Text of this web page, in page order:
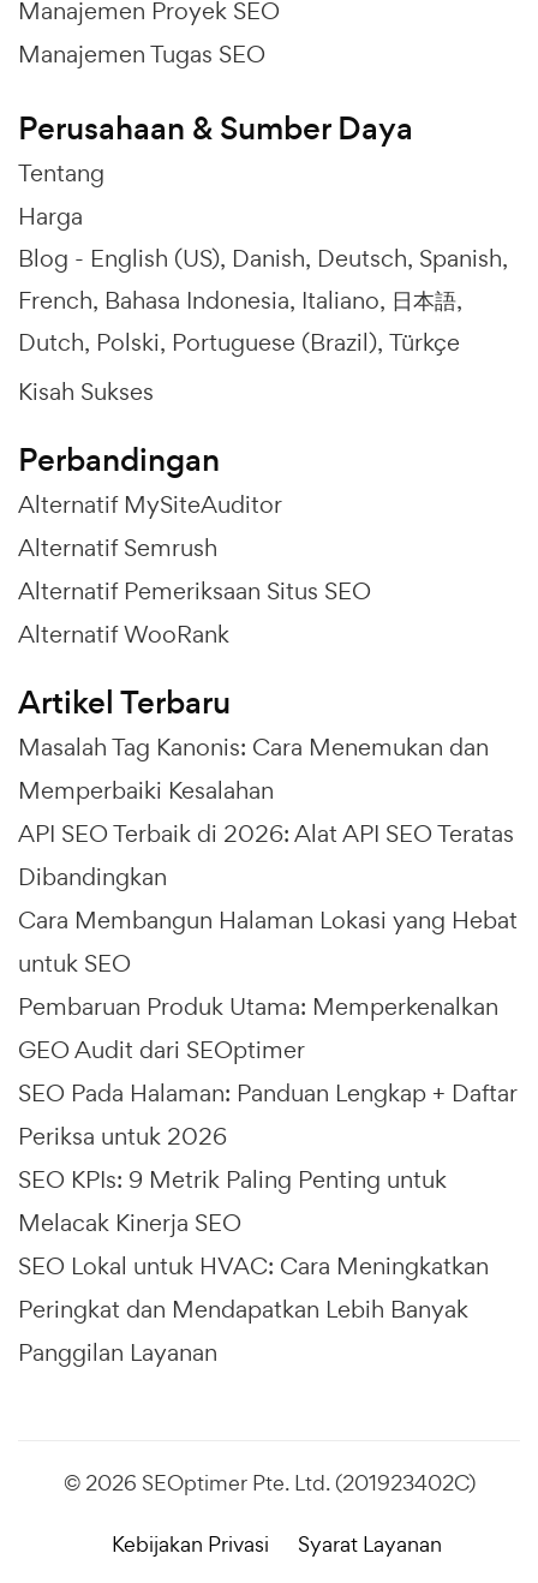
Manajemen Proyek SEO
Manajemen Tugas SEO
Perusahaan & Sumber Daya
Tentang
Harga
Blog - English (US) Danish Deutsch Spanish
French Bahasa Indonesia Italiano 日本語
Dutch Polski Portuguese (Brazil) Türkçe
Kisah Sukses
Perbandingan
Alternatif MySiteAuditor
Alternatif Semrush
Alternatif Pemeriksaan Situs SEO
Alternatif WooRank
Artikel Terbaru
Masalah Tag Kanonis: Cara Menemukan dan
Memperbaiki Kesalahan
API SEO Terbaik di 2026: Alat API SEO Teratas
Dibandingkan
Cara Membangun Halaman Lokasi yang Hebat
untuk SEO
Pembaruan Produk Utama: Memperkenalkan
GEO Audit dari SEOptimer
SEO Pada Halaman: Panduan Lengkap + Daftar
Periksa untuk 2026
SEO KPIs: 9 Metrik Paling Penting untuk
Melacak Kinerja SEO
SEO Lokal untuk HVAC: Cara Meningkatkan
Peringkat dan Mendapatkan Lebih Banyak
Panggilan Layanan
© 2026 SEOptimer Pte. Ltd. (201923402C)
Kebijakan Privasi Syarat Layanan